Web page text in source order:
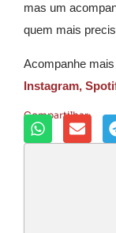
mas um
quem mais
Acompanhe
Instagram,
Compartilhar: